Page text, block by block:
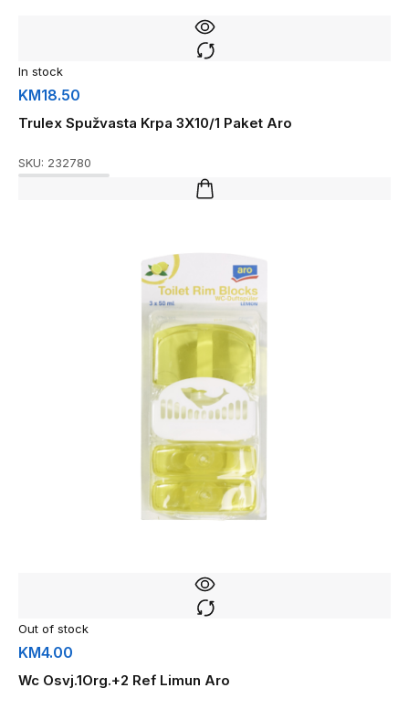
In stock
KM18.50
Trulex Spužvasta Krpa 3X10/1 Paket Aro
SKU: 232780
Out of stock
KM4.00
Wc Osvj.1Org.+2 Ref Limun Aro